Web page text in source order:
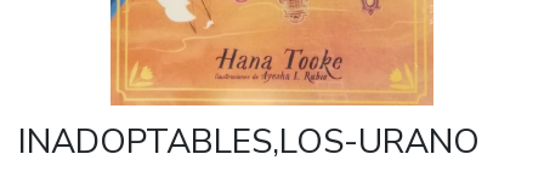
INADOPTABLES,LOS-URANO